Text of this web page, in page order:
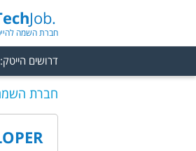
Job.
חברת השמה
דרושים הייטק:
חברת